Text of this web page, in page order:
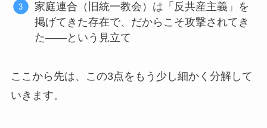
家庭連合（旧統一教会）は「反共産主義」を
掲げてきた存在で、だからこそ攻撃されてき
た——という見立て
ここから先は、この3点をもう少し細かく分解して
いきます。